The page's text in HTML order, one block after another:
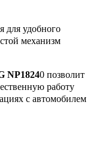
для удобного
механизм
NP18240 позволит
работу
с